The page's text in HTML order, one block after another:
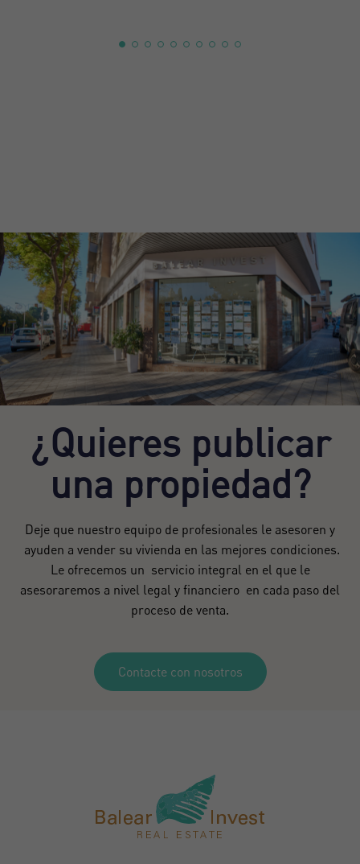
¿Quieres publicar
una propiedad?
Deje que nuestro equipo de profesionales le asesoren y
ayuden a vender su vivienda en las mejores condiciones.
Le ofrecemos un servicio integral en el que le
asesoraremos a nivel legal y financiero en cada paso del
proceso de venta.
Contacte con nosotros